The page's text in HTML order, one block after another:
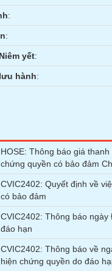
:
:
yết:
hành:
HOSE: Thông báo giá
chứng quyền có bảo đảm
CVIC2402: Quyết định về
có bảo đảm
CVIC2402: Thông báo
đáo hạn
CVIC2402: Thông báo về
hiện chứng quyền do đáo